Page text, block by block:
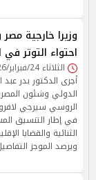
وزيرا خارجية
احتواء التوتر
الثلاثاء 24/فبراير/2026 - 08:25 م
أجرى الدكتور بدر عبد
الدولي وشئون
في إطار التنسيق
الثنائية والقضايا
ويرصد الموجز